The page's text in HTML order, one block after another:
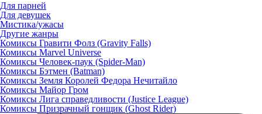
Для парней
Для девушек
Мистика/ужасы
Другие жанры
Комиксы Гравити Фолз (Gravity Falls)
Комиксы Marvel Universe
Комиксы Человек-паук (Spider-Man)
Комиксы Бэтмен (Batman)
Комиксы Земля Королей Федора Нечитайло
Комиксы Майор Гром
Комиксы Лига справедливости (Justice League)
Комиксы Призрачный гонщик (Ghost Rider)